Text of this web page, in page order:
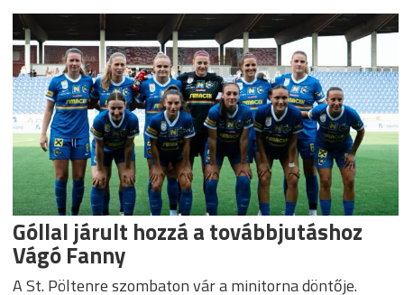
Góllal járult hozzá a továbbjutáshoz
Vágó Fanny
A St. Pöltenre szombaton vár a minitorna döntője.